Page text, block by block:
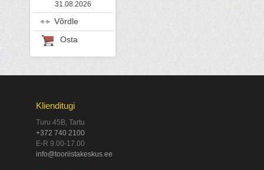
31.08.2026
Võrdle
Osta
Klienditugi
Turu 45B, Tartu
+372 740 2100
E-R 9.00-17.00
info@tooriistakeskus.ee